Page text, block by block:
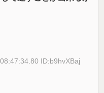
ID:b9hvXBaj